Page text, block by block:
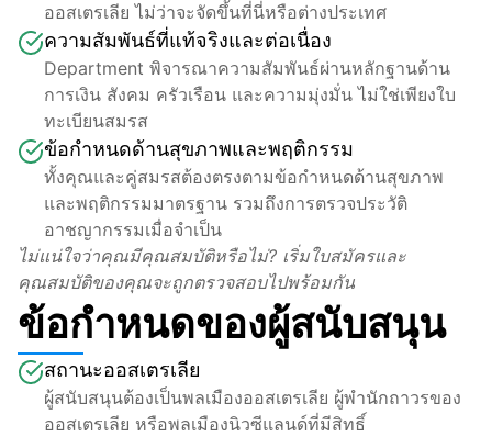
ออสเตรเลีย ไม่ว่าจะจัดขึ้นที่นี่หรือต่างประเทศ
ความสัมพันธ์ที่แท้จริงและต่อเนื่อง
Department พิจารณาความสัมพันธ์ผ่านหลักฐานด้าน
การเงิน สังคม ครัวเรือน และความมุ่งมั่น ไม่ใช่เพียงใบ
ทะเบียนสมรส
ข้อกำหนดด้านสุขภาพและพฤติกรรม
ทั้งคุณและคู่สมรสต้องตรงตามข้อกำหนดด้านสุขภาพ
และพฤติกรรมมาตรฐาน รวมถึงการตรวจประวัติ
อาชญากรรมเมื่อจำเป็น
ไม่แน่ใจว่าคุณมีคุณสมบัติหรือไม่? เริ่มใบสมัครและ
คุณสมบัติของคุณจะถูกตรวจสอบไปพร้อมกัน
ข้อกำหนดของผู้สนับสนุน
สถานะออสเตรเลีย
ผู้สนับสนุนต้องเป็นพลเมืองออสเตรเลีย ผู้พำนักถาวรของ
ออสเตรเลีย หรือพลเมืองนิวซีแลนด์ที่มีสิทธิ์